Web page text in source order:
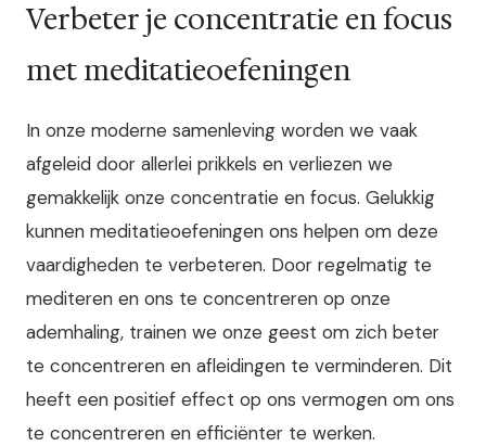
Verbeter je concentratie en focus
met meditatieoefeningen
In onze moderne samenleving worden we vaak
afgeleid door allerlei prikkels en verliezen we
gemakkelijk onze concentratie en focus. Gelukkig
kunnen meditatieoefeningen ons helpen om deze
vaardigheden te verbeteren. Door regelmatig te
mediteren en ons te concentreren op onze
ademhaling, trainen we onze geest om zich beter
te concentreren en afleidingen te verminderen. Dit
heeft een positief effect op ons vermogen om ons
te concentreren en efficiënter te werken.